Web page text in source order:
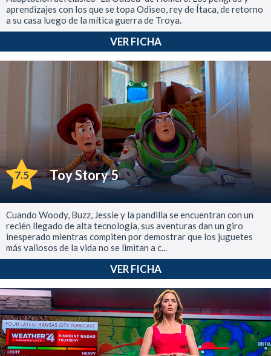
aprendizajes con los que se topa Odiseo, rey de Ítaca, de retorno
a su casa luego de la mítica guerra de Troya.
VER FICHA
7.5 Toy Story 5
Cuando Woody, Buzz, Jessie y la pandilla se encuentran con un
recién llegado de alta tecnología, sus aventuras dan un giro
inesperado mientras compiten por demostrar que los juguetes
más valiosos de la vida no se limitan a c...
VER FICHA